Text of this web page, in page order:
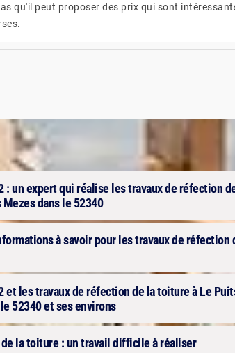
qu'il peut proposer des prix qui sont
: un expert qui réalise les travaux de réfection
Mezes dans le 52340
à savoir pour les travaux de réfection
et les travaux de réfection de la toiture à Le
52340 et ses environs
la toiture : un travail difficile à réaliser